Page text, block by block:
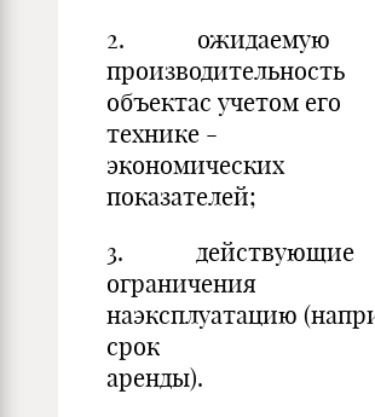
2. ожидаемую
производительность
объектас учетом его
технике -
экономических
показателей;
3. действующие
ограничения
наэксплуатацию
срок
аренды).